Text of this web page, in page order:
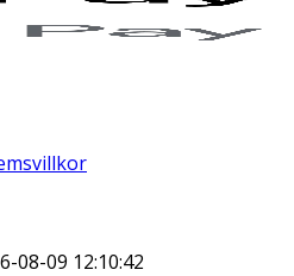
08-09 12:10:42